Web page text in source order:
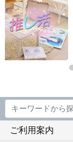
ご利用案内